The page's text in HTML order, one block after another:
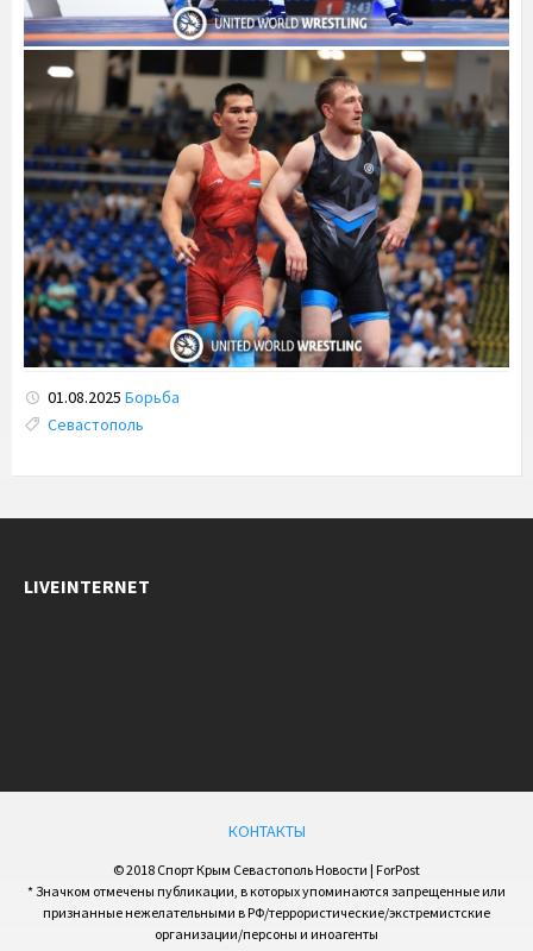
01.08.2025 Борьба
Tags:
Севастополь
LIVEINTERNET
КОНТАКТЫ
© 2018 Спорт Крым Севастополь Новости | ForPost
* Значком отмечены публикации, в которых упоминаются запрещенные или
признанные нежелательными в РФ/террористические/экстремистские
организации/персоны и иноагенты